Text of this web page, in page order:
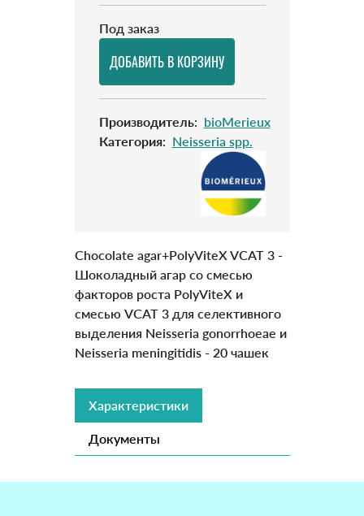
Под заказ
Производитель: bioMerieux
Категория: Neisseria spp.
Chocolate agar+PolyViteX VCAT 3 -
Шоколадный агар со смесью
факторов роста PolyViteX и
смесью VCAT 3 для селективного
выделения Neisseria gonorrhoeae и
Neisseria meningitidis - 20 чашек
Характеристики
Документы